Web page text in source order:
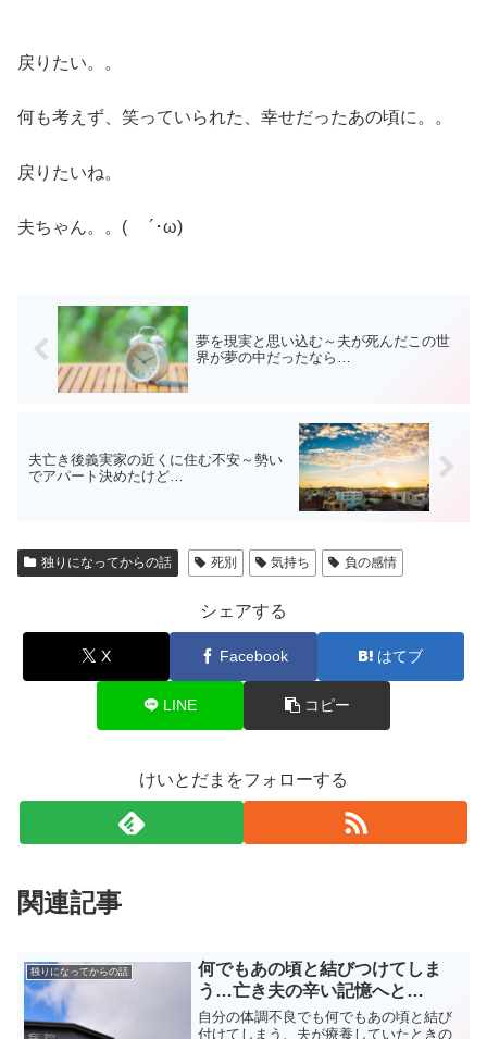
戻りたい。。
何も考えず、笑っていられた、幸せだったあの頃に。。
戻りたいね。
夫ちゃん。。( ´･ω)
夢を現実と思い込む～夫が死んだこの世
界が夢の中だったなら…
夫亡き後義実家の近くに住む不安～勢い
でアパート決めたけど…
独りになってからの話 死別 気持ち 負の感情
シェアする
X Facebook はてブ
LINE コピー
けいとだまをフォローする
関連記事
独りになってからの話
何でもあの頃と結びつけてしま
う…亡き夫の辛い記憶へと…
自分の体調不良でも何でもあの頃と結び
付けてしまう、夫が療養していたときの